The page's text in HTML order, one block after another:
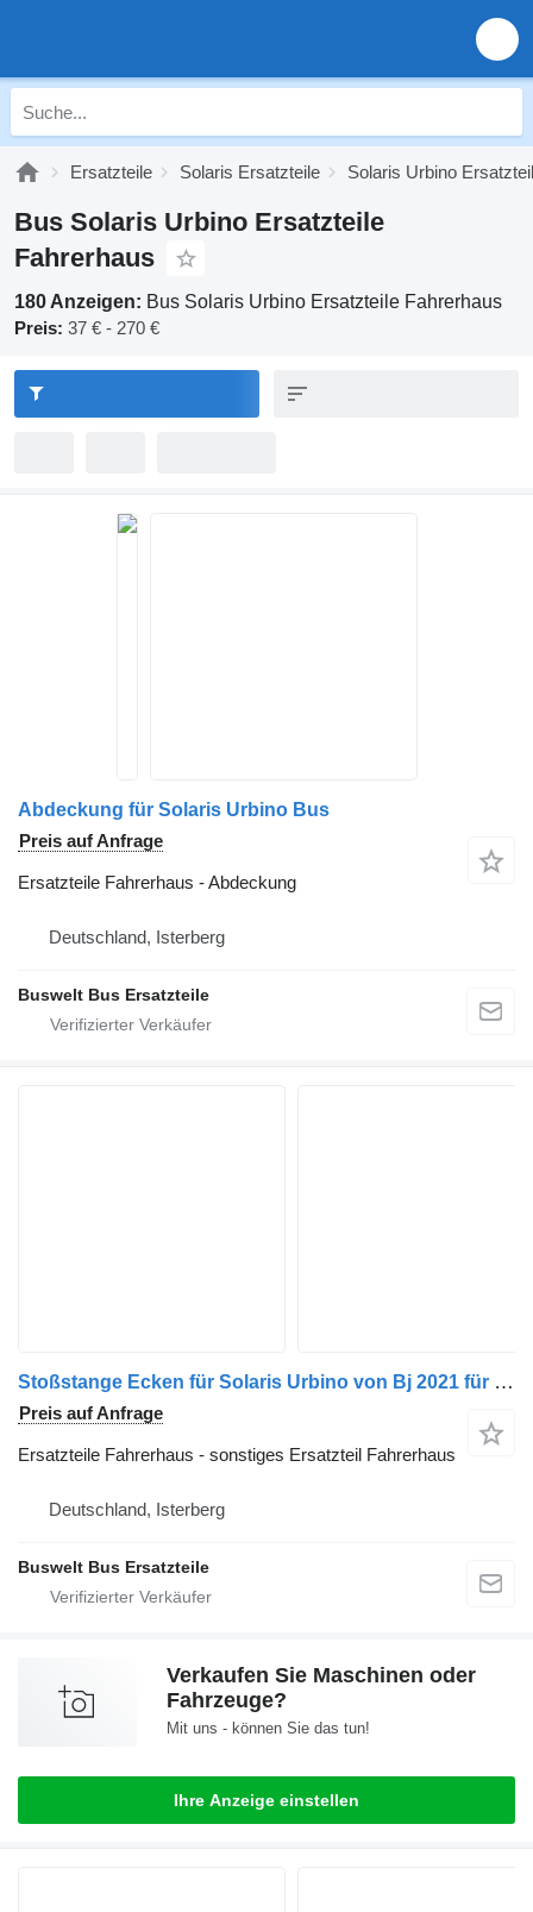
Ersatzteile Solaris Ersatzteile Solaris Urbino
Bus Solaris Urbino Ersatzteile
Fahrerhaus
180 Anzeigen: Bus Solaris Urbino Ersatzteile Fahrerhaus
Preis: 37 € - 270 €
Abdeckung für Solaris Urbino Bus
Preis auf Anfrage
Ersatzteile Fahrerhaus - Abdeckung
Deutschland, Isterberg
Buswelt Bus Ersatzteile
Stoßstange Ecken für Solaris Urbino von Bj 2021 für Solaris Urbino Bus
Preis auf Anfrage
Ersatzteile Fahrerhaus - sonstiges Ersatzteil Fahrerhaus
Deutschland, Isterberg
Buswelt Bus Ersatzteile
Verkaufen Sie Maschinen oder
Fahrzeuge?
Mit uns - können Sie das tun!
Ihre Anzeige einstellen